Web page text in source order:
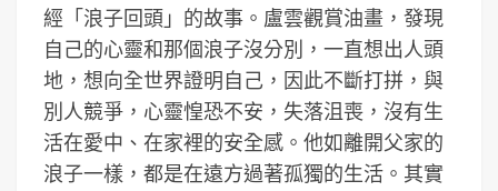
經「浪子回頭」的故事。盧雲觀賞油畫，發現
自己的心靈和那個浪子沒分別，一直想出人頭
地，想向全世界證明自己，因此不斷打拼，與
別人競爭，心靈惶恐不安，失落沮喪，沒有生
活在愛中、在家裡的安全感。他如離開父家的
浪子一樣，都是在遠方過著孤獨的生活。其實